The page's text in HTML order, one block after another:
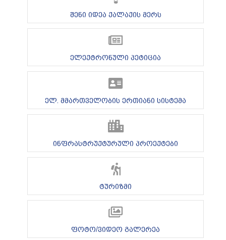
შენი იდეა ქალაქის მერს
ელექტრონული პეტიცია
ელ. მმართველობის ერთიანი სისტემა
ინფრასტრუქტურული პროექტები
ტურიზმი
ფოტო/ვიდეო გალერეა